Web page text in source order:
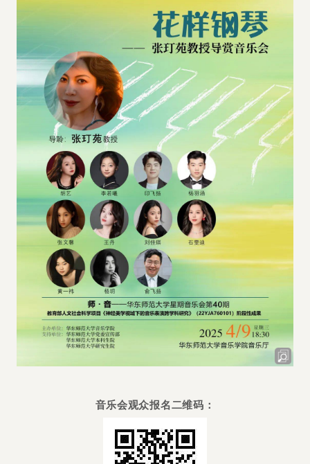
音乐会观众报名二维码：